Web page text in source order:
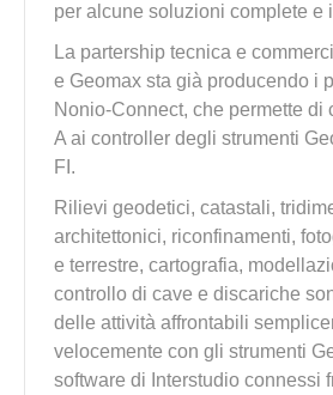
per alcune soluzioni complete e
La partership tecnica e
e Geomax sta già producendo i
Nonio-Connect, che permette di
A ai controller degli strumenti
FI.
Rilievi geodetici, catastali,
architettonici, riconfinamenti,
e terrestre, cartografia,
controllo di cave e discariche
delle attività affrontabili
velocemente con gli strumenti
software di Interstudio connessi